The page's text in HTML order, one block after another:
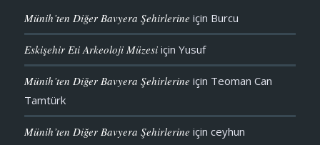
Münih’ten Diğer Bavyera Şehirlerine için Burcu
Eskişehir Eti Arkeoloji Müzesiiçin Yusuf
Münih’ten Diğer Bavyera Şehirlerine için Teoman Can
Tamtürk
Münih’ten Diğer Bavyera Şehirlerine için ceyhun